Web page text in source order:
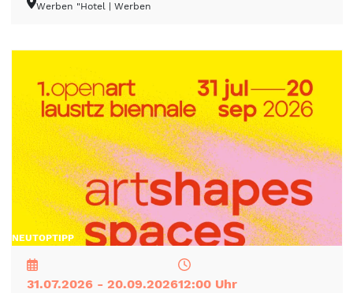
Werben "Hotel | Werben
NEUTOPTIPP
31.07.2026 - 20.09.202612:00 Uhr